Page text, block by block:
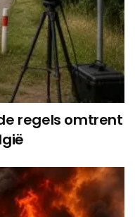
regels omtrent